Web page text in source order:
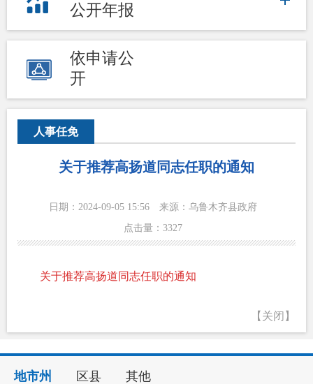
公开年报
依申请公
开
人事任免
关于推荐高扬道同志任职的通知
日期：2024-09-05 15:56
来源：乌鲁木齐县政府
点击量： 3327
关于推荐高扬道同志任职的通知
【关闭】
地市州 区县 其他